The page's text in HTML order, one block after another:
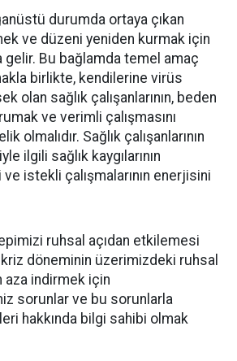
durumda ortaya çıkan
ve düzeni yeniden kurmak için
gelir. Bu bağlamda temel amaç
birlikte, kendilerine virüs
olan sağlık çalışanlarının, beden
ve verimli çalışmasını
olmalıdır. Sağlık çalışanlarının
ilgili sağlık kaygılarının
istekli çalışmalarının enerjisini
ruhsal açıdan etkilemesi
döneminin üzerimizdeki ruhsal
aza indirmek için
sorunlar ve bu sorunlarla
hakkında bilgi sahibi olmak